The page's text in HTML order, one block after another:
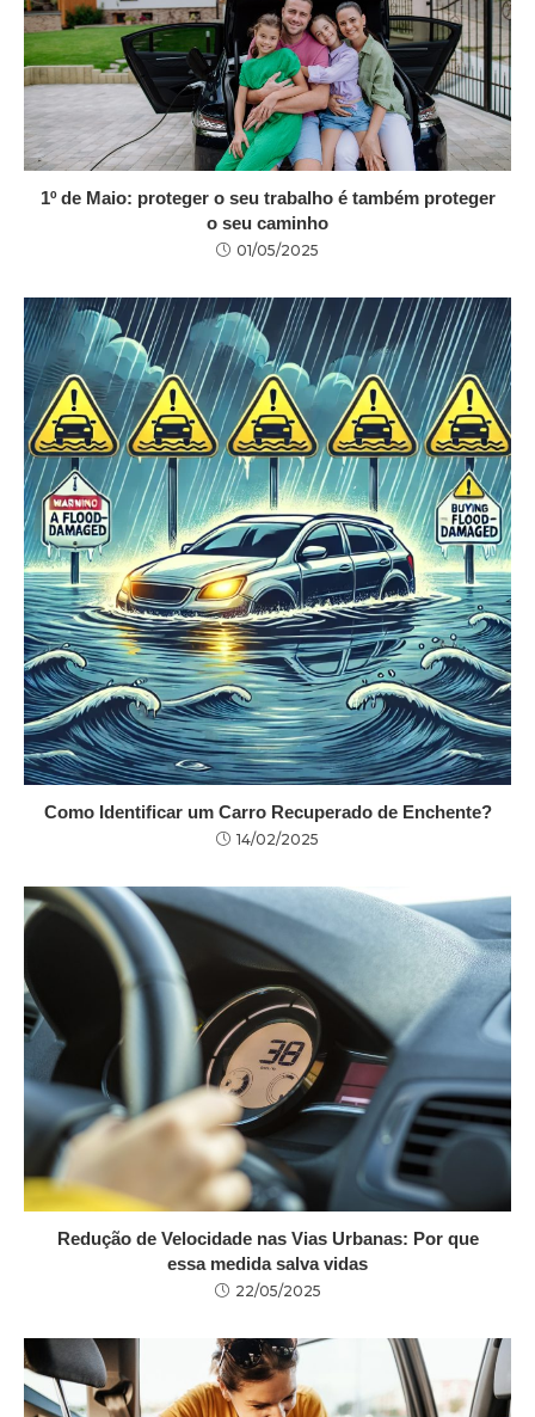
1º de Maio: proteger o seu trabalho é também proteger
o seu caminho
01/05/2025
Como Identificar um Carro Recuperado de Enchente?
14/02/2025
Redução de Velocidade nas Vias Urbanas: Por que
essa medida salva vidas
22/05/2025